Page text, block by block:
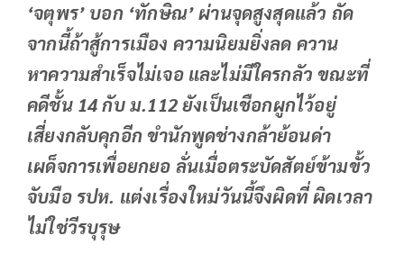
‘จตุพร’ บอก ‘ทักษิณ’ ผ่านจุดสูงสุดแล้ว ถัด
จากนี้ถ้าสู้การเมือง ความนิยมยิ่งลด ควาน
หาความสำเร็จไม่เจอ และไม่มีใครกลัว ขณะที่
คดีชั้น 14 กับ ม.112 ยังเป็นเชือกผูกไว้อยู่
เสี่ยงกลับคุกอีก ขำนักพูดช่างกล้าย้อนด่า
เผด็จการเพื่อยกยอ ลั่นเมื่อตระบัดสัตย์ข้ามขั้ว
จับมือ รปห. แต่งเรื่องใหม่วันนี้จึงผิดที่ ผิดเวลา
ไม่ใช่วีรบุรุษ